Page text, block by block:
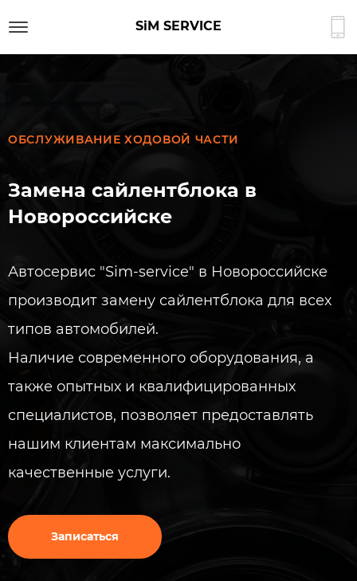
SiM SERVICE
ОБСЛУЖИВАНИЕ ХОДОВОЙ ЧАСТИ
Замена сайлентблока в
Новороссийске
Автосервис "Sim-service" в Новороссийске
производит замену сайлентблока для всех
типов автомобилей.
Наличие современного оборудования, а
также опытных и квалифицированных
специалистов, позволяет предоставлять
нашим клиентам максимально
качественные услуги.
Записаться